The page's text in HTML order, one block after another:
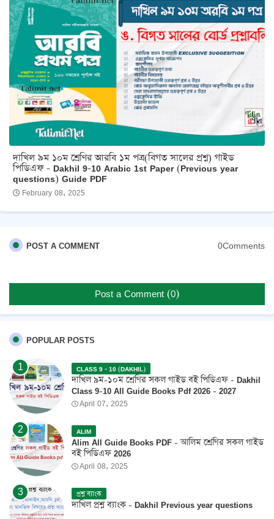
দাখিল ৯ম ১০ম শ্রেণির আরবি ১ম পত্র(বিগত সালের প্রশ্ন) গাইড
পিডিএফ - Dakhil 9-10 Arabic 1st Paper (Previous year
questions) Guide PDF
February 08, 2025
POST A COMMENT 0Comments
Post a Comment (0)
POPULAR POSTS
CLASS 9 - 10 (DAKHIL)
দাখিল ৯ম-১০ম শ্রেণির সকল গাইড বই পিডিএফ - Dakhil
Class 9-10 All Guide Books Pdf 2026 - 2027
April 07, 2025
ALIM
Alim All Guide Books PDF - আলিম শ্রেণির সকল গাইড
বই পিডিএফ 2026
April 08, 2025
প্রশ্ন ব্যাংক
দাখিল প্রশ্ন ব্যাংক - Dakhil Previous year questions